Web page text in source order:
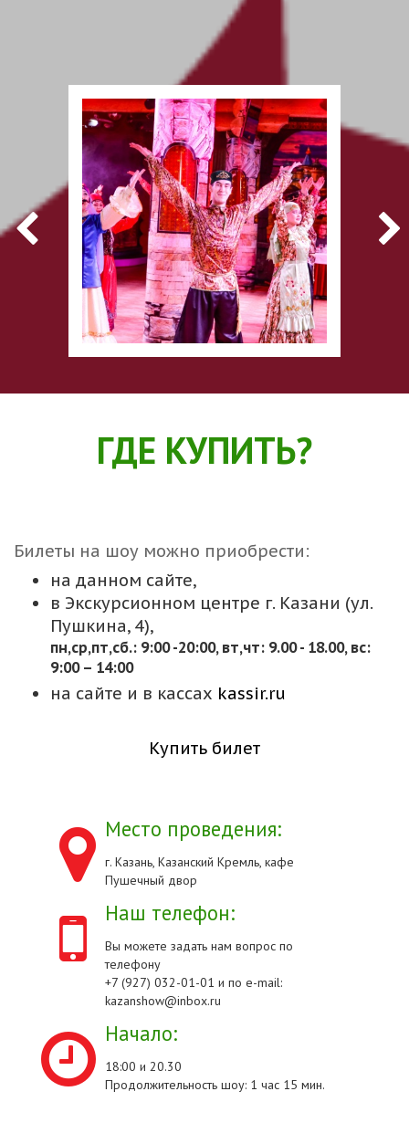
ГДЕ КУПИТЬ?
Билеты на шоу можно приобрести:
на данном сайте,
в Экскурсионном центре г. Казани (ул.
Пушкина, 4),
пн,cр,пт,сб.: 9:00 -20:00, вт,чт: 9.00 - 18.00, вс:
9:00 – 14:00
на сайте и в кассах kassir.ru
Купить билет
Место проведения:
г. Казань, Казанский Кремль, кафе
Пушечный двор
Наш телефон:
Вы можете задать нам вопрос по
телефону
+7 (927) 032-01-01 и по e-mail:
kazanshow@inbox.ru
Начало:
18:00 и 20.30
Продолжительность шоу: 1 час 15 мин.